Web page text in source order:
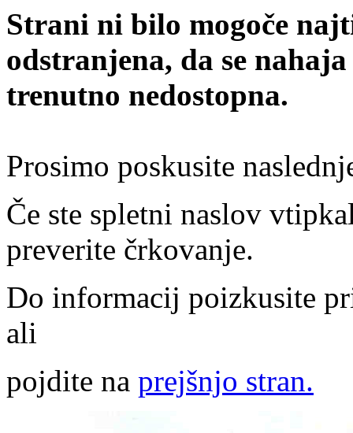
Strani ni bilo mogoče
odstranjena, da se
trenutno nedostopna.
Prosimo poskusite
Če ste spletni naslov
preverite črkovanje.
Do informacij poizkusite
ali
pojdite na prejšnjo stran.